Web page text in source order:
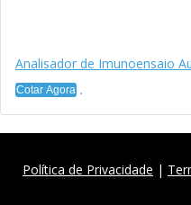
Analisador de Imunoensaio
Cotar Agora
Política de Privacidade |